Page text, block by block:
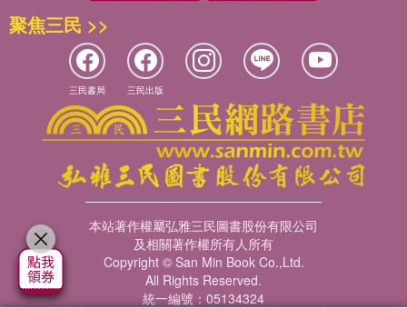
聚焦三民 >>
三民書局 三民出版
本站著作權屬弘雅三民圖書股份有限公司
及相關著作權所有人所有
Copyright © San Min Book Co.,Ltd.
All Rights Reserved.
統一編號：05134324